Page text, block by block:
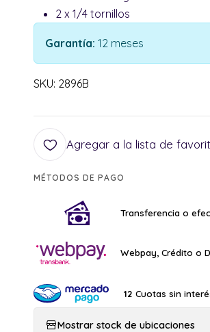
2 x 1/4 tornillos
Garantía: 12 meses
SKU: 2896B
Agregar a la lista de
MÉTODOS DE PAGO
Transferencia o
Webpay, Crédito o
12 Cuotas sin
Mostrar stock de ubicaciones